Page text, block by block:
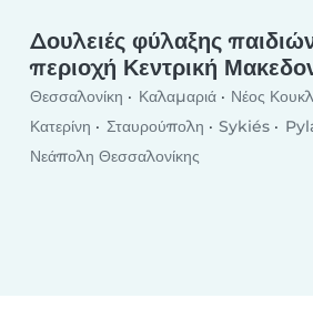
Δουλειές φύλαξης
περιοχή Κεντρική
Θεσσαλονίκη Καλαμαριά Νέος
Κατερίνη
Σταυρούπολη Sykiés
Νεάπολη Θεσσαλονίκης